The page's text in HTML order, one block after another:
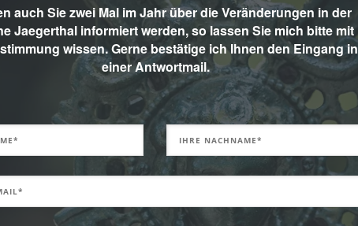
auch Sie zwei Mal im Jahr über die Veränderungen in der
Jaegerthal informiert werden, so lassen Sie mich bitte mit
wissen. Gerne bestätige ich Ihnen den Eingang in
einer Antwortmail.